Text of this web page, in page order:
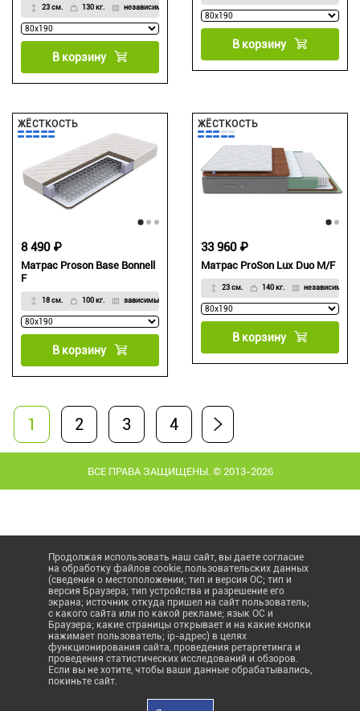
23 см. 130 кг. независимый
В корзину
В корзину
ЖЁСТКОСТЬ
Матрас Proson Base Bonnell
F
18 см. 100 кг. зависимый
8 490 ₽
В корзину
ЖЁСТКОСТЬ
Матрас ProSon Lux Duo M/F
23 см. 140 кг. независимый
33 960 ₽
В корзину
1 2 3 4
ВСЕ ПРАВА ЗАЩИЩЕНЫ. © 2013-2026
Продолжая использовать наш сайт, вы даете согласие
на обработку файлов cookie, пользовательских данных
(сведения о местоположении; тип и версия ОС; тип и
версия Браузера; тип устройства и разрешение его
экрана; источник откуда пришел на сайт пользователь;
с какого сайта или по какой рекламе; язык ОС и
Браузера; какие страницы открывает и на какие кнопки
нажимает пользователь; ip-адрес) в целях
функционирования сайта, проведения ретаргетинга и
проведения статистических исследований и обзоров.
Если вы не хотите, чтобы ваши данные обрабатывались,
покиньте сайт.